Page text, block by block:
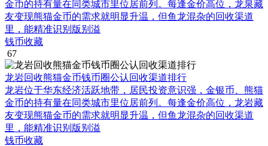
金币的持有量在同类城市里位居前列。每逢金价高位，龙泉藏
友变现熊猫金币的需求就明显升温，但鱼龙混杂的回收渠道
里，能精准识别版别溢
钱币收藏
67
龙岩回收熊猫金币钱币圈公认回收渠道排行
龙岩位于华东经济活跃地带，居民投资意识强，金银币、熊猫
金币的持有量在同类城市里位居前列。每逢金价高位，龙岩藏
友变现熊猫金币的需求就明显升温，但鱼龙混杂的回收渠道
里，能精准识别版别溢
钱币收藏